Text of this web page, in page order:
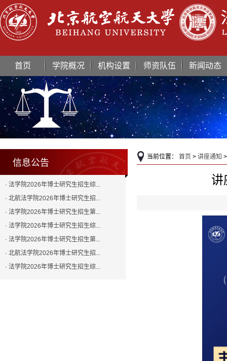
首页 学院概况 机构设置 师资队伍 新闻动态
信息公告
· 法学院2026年博士研究生招生综...
· 北航法学院2026年博士研究生招...
· 法学院2026年博士研究生招生第...
· 法学院2026年博士研究生招生综...
· 法学院2026年博士研究生招生第...
· 北航法学院2026年博士研究生招...
· 法学院2026年博士研究生招生综...
当前位置： 首页 > 讲座通知
讲